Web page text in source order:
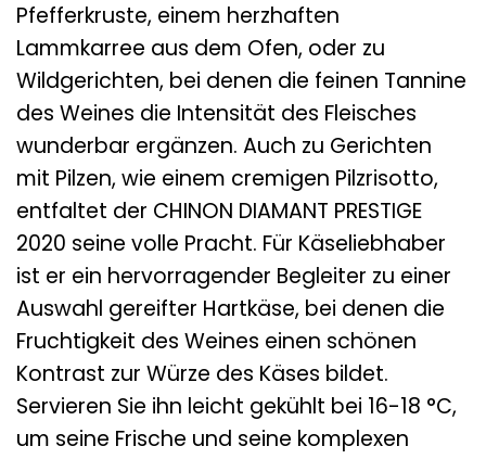
Pfefferkruste, einem herzhaften
Lammkarree aus dem Ofen, oder zu
Wildgerichten, bei denen die feinen Tannine
des Weines die Intensität des Fleisches
wunderbar ergänzen. Auch zu Gerichten
mit Pilzen, wie einem cremigen Pilzrisotto,
entfaltet der CHINON DIAMANT PRESTIGE
2020 seine volle Pracht. Für Käseliebhaber
ist er ein hervorragender Begleiter zu einer
Auswahl gereifter Hartkäse, bei denen die
Fruchtigkeit des Weines einen schönen
Kontrast zur Würze des Käses bildet.
Servieren Sie ihn leicht gekühlt bei 16-18 °C,
um seine Frische und seine komplexen